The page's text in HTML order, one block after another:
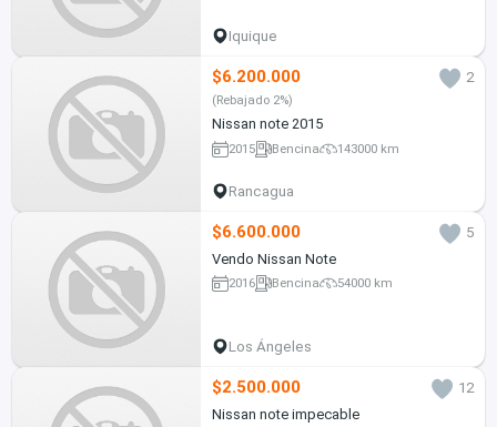
Iquique
$6.200.000 2
(Rebajado 2%)
Nissan note 2015
2015 Bencina 143000 km
Rancagua
$6.600.000
5
Vendo Nissan Note
2016 Bencina 54000 km
Los Ángeles
$2.500.000
12
Nissan note impecable